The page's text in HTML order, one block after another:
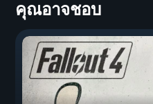
คุณอาจชอบ